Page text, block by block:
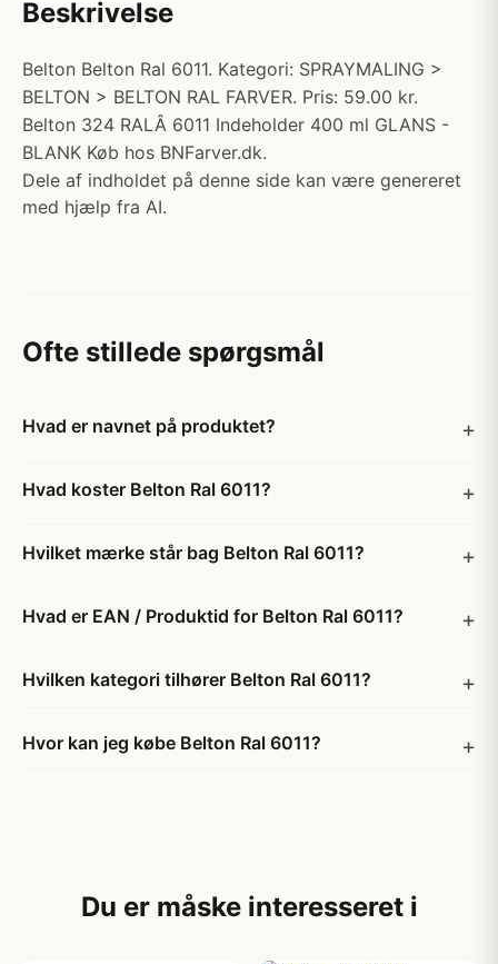
Beskrivelse
Belton Belton Ral 6011. Kategori: SPRAYMALING >
BELTON > BELTON RAL FARVER. Pris: 59.00 kr.
Belton 324 RALÂ 6011 Indeholder 400 ml GLANS -
BLANK Køb hos BNFarver.dk.
Dele af indholdet på denne side kan være genereret
med hjælp fra AI.
Ofte stillede spørgsmål
Hvad er navnet på produktet?
Hvad koster Belton Ral 6011?
Hvilket mærke står bag Belton Ral 6011?
Hvad er EAN / Produktid for Belton Ral 6011?
Hvilken kategori tilhører Belton Ral 6011?
Hvor kan jeg købe Belton Ral 6011?
Du er måske interesseret i